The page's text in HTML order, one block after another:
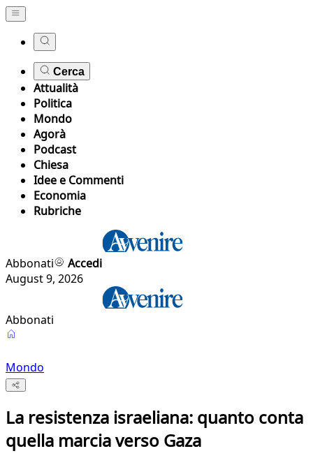
Cerca
Attualità
Politica
Mondo
Agorà
Podcast
Chiesa
Idee e Commenti
Economia
Rubriche
Abbonati
Accedi
August 9, 2026
Abbonati
Mondo
La resistenza israeliana: quanto conta
quella marcia verso Gaza